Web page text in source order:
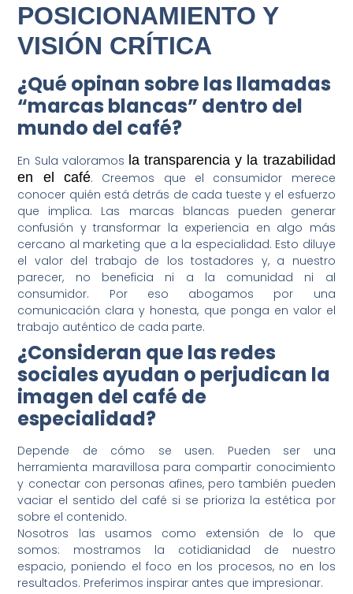
POSICIONAMIENTO Y
VISIÓN CRÍTICA
¿Qué opinan sobre las llamadas
“marcas blancas” dentro del
mundo del café?
En Sula valoramos la transparencia y la trazabilidad
en el café. Creemos que el consumidor merece
conocer quién está detrás de cada tueste y el esfuerzo
que implica. Las marcas blancas pueden generar
confusión y transformar la experiencia en algo más
cercano al marketing que a la especialidad. Esto diluye
el valor del trabajo de los tostadores y, a nuestro
parecer, no beneficia ni a la comunidad ni al
consumidor. Por eso abogamos por una
comunicación clara y honesta, que ponga en valor el
trabajo auténtico de cada parte.
¿Consideran que las redes
sociales ayudan o perjudican la
imagen del café de
especialidad?
Depende de cómo se usen. Pueden ser una
herramienta maravillosa para compartir conocimiento
y conectar con personas afines, pero también pueden
vaciar el sentido del café si se prioriza la estética por
sobre el contenido.
Nosotros las usamos como extensión de lo que
somos: mostramos la cotidianidad de nuestro
espacio, poniendo el foco en los procesos, no en los
resultados. Preferimos inspirar antes que impresionar.